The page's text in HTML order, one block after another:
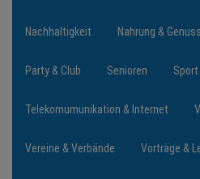
Nachhaltigkeit Nahrung & Genuss
Party & Club Senioren
Telekomumunikation & Internet
Vereine & Verbände Vorträge &